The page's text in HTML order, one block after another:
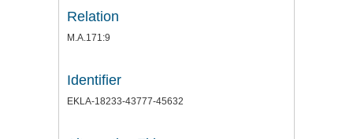
Relation
M.A.171:9
Identifier
EKLA-18233-43777-45632